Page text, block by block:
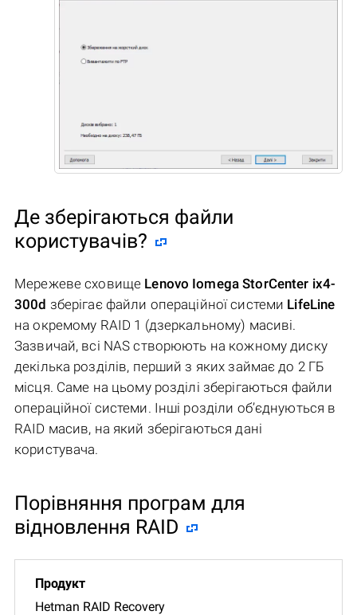
Де зберігаються файли
користувачів?
Мережеве сховище Lenovo Iomega StorCenter ix4-
300d зберігає файли операційної системи LifeLine
на окремому RAID 1 (дзеркальному) масиві.
Зазвичай, всі NAS створюють на кожному диску
декілька розділів, перший з яких займає до 2 ГБ
місця. Саме на цьому розділі зберігаються файли
операційної системи. Інші розділи об’єднуються в
RAID масив, на який зберігаються дані
користувача.
Порівняння програм для
відновлення RAID
Hetman RAID Recovery